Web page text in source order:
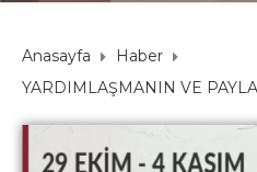
Anasayfa
Haber
YARDIMLAŞMANIN VE